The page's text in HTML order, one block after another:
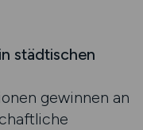
städtischen
gewinnen an